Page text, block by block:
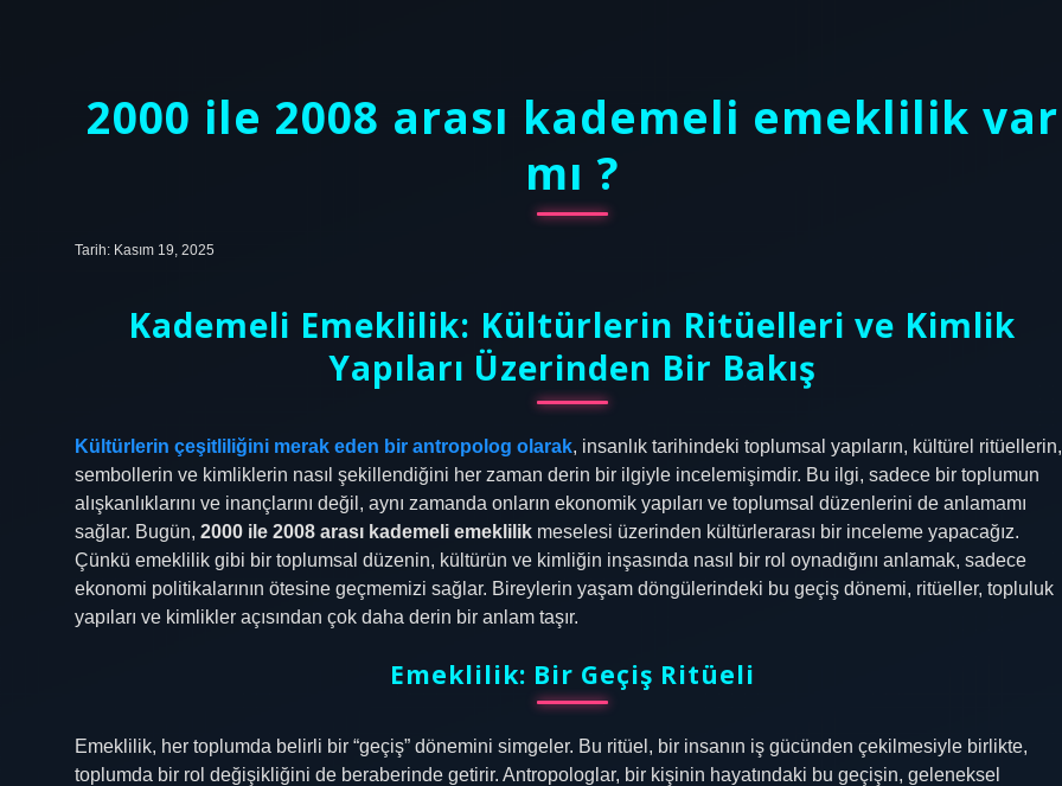
2000 ile 2008 arası kademeli emeklilik var
mı ?
Tarih: Kasım 19, 2025
Kademeli Emeklilik: Kültürlerin Ritüelleri ve Kimlik
Yapıları Üzerinden Bir Bakış
Kültürlerin çeşitliliğini merak eden bir antropolog olarak, insanlık tarihindeki toplumsal yapıların, kültürel ritüellerin,
sembollerin ve kimliklerin nasıl şekillendiğini her zaman derin bir ilgiyle incelemişimdir. Bu ilgi, sadece bir toplumun
alışkanlıklarını ve inançlarını değil, aynı zamanda onların ekonomik yapıları ve toplumsal düzenlerini de anlamamı
sağlar. Bugün, 2000 ile 2008 arası kademeli emeklilik meselesi üzerinden kültürlerarası bir inceleme yapacağız.
Çünkü emeklilik gibi bir toplumsal düzenin, kültürün ve kimliğin inşasında nasıl bir rol oynadığını anlamak, sadece
ekonomi politikalarının ötesine geçmemizi sağlar. Bireylerin yaşam döngülerindeki bu geçiş dönemi, ritüeller, topluluk
yapıları ve kimlikler açısından çok daha derin bir anlam taşır.
Emeklilik: Bir Geçiş Ritüeli
Emeklilik, her toplumda belirli bir “geçiş” dönemini simgeler. Bu ritüel, bir insanın iş gücünden çekilmesiyle birlikte,
toplumda bir rol değişikliğini de beraberinde getirir. Antropologlar, bir kişinin hayatındaki bu geçişin, geleneksel